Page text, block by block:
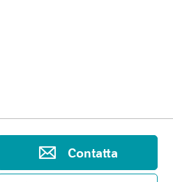
Contatta